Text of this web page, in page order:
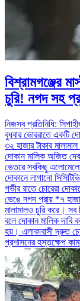
বিশ্রামগঞ্জের
চুরি! নগদ সহ
নিজস্ব প্রতিনিধি:
বুধবার ভোররাতে একটি
৩২ হাজার টাকার
দোকান মালিক অজিত
ভেতরে সবকিছু এলোমেলো
দোকানে লাগানো
গভীর রাতে চোরেরা
ভেঙে নগদ প্রায় *৭
মালামালও চুরি করে। সব
বলে দোকান মালিক দাবি
হয়। এলাকাবাসী দ্রুত
প্রশাসনের হস্তক্ষেপ